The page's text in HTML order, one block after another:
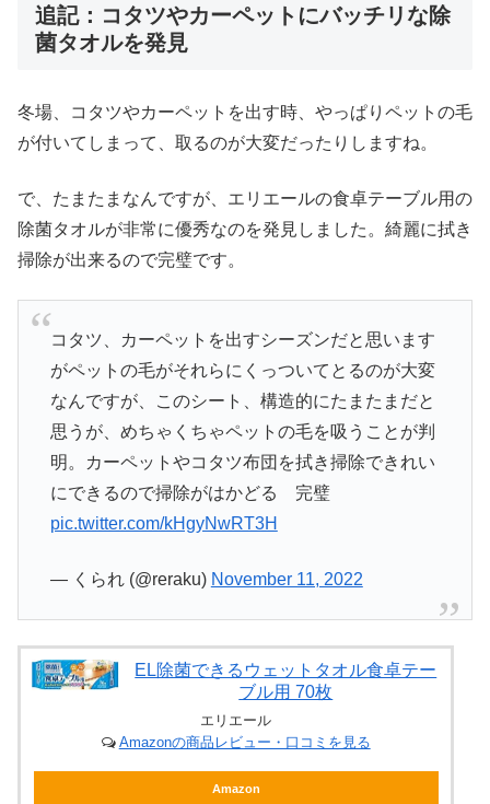
追記：コタツやカーペットにバッチリな除
菌タオルを発見
冬場、コタツやカーペットを出す時、やっぱりペットの毛
が付いてしまって、取るのが大変だったりしますね。
で、たまたまなんですが、エリエールの食卓テーブル用の
除菌タオルが非常に優秀なのを発見しました。綺麗に拭き
掃除が出来るので完璧です。
コタツ、カーペットを出すシーズンだと思います
がペットの毛がそれらにくっついてとるのが大変
なんですが、このシート、構造的にたまたまだと
思うが、めちゃくちゃペットの毛を吸うことが判
明。カーペットやコタツ布団を拭き掃除できれい
にできるので掃除がはかどる 完璧
pic.twitter.com/kHgyNwRT3H
— くられ (@reraku) November 11, 2022
EL除菌できるウェットタオル食卓テー
ブル用 70枚
エリエール
Amazonの商品レビュー・口コミを見る
Amazon